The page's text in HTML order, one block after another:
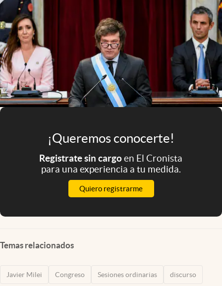
Clase
Clima
Mundial 2026
Eventos Corporativos
El Cronista Studio
Mediakit
¡Queremos conocerte!
Registrate sin cargoen El Cronista
para una experiencia a tu medida.
Quiero registrarme
Temas relacionados
Javier Milei Congreso Sesiones ordinarias discurso